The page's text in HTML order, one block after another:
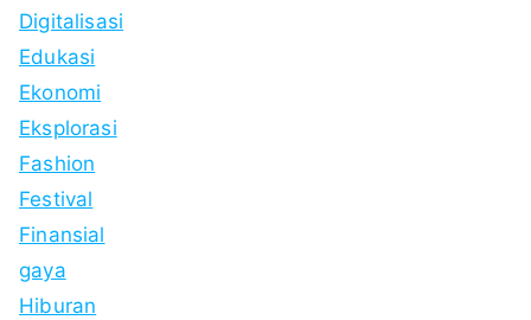
Digitalisasi
Edukasi
Ekonomi
Eksplorasi
Fashion
Festival
Finansial
gaya
Hiburan